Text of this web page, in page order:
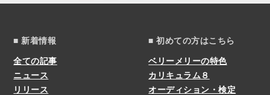
■ 新着情報
全ての記事
ニュース
リリース
■ 初めての方はこちら
ベリーメリーの特色
カリキュラム８
オーディション・検定